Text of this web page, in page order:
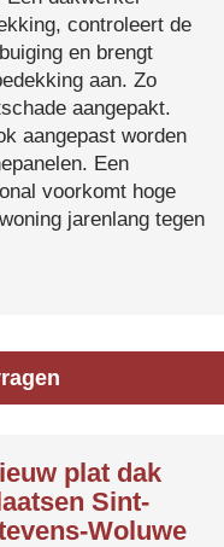
controleert de
en brengt
aan. Zo
aangepakt.
aangepast worden
Een
voorkomt hoge
jarenlang tegen
plat dak
Sint-
Woluwe